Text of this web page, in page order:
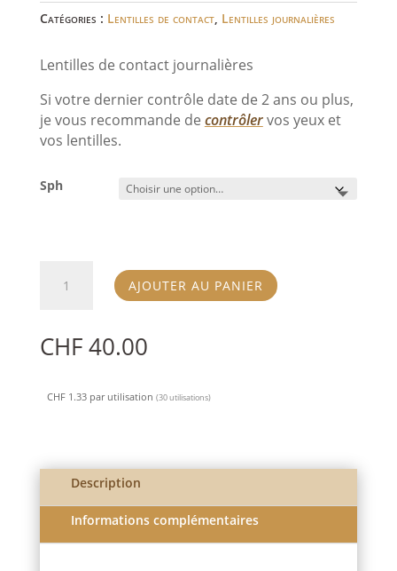
Catégories : Lentilles de contact, Lentilles journalières
Lentilles de contact journalières
Si votre dernier contrôle date de 2 ans ou plus,
je vous recommande de contrôlervos yeux et
vos lentilles.
Sph
day
AJOUTER AU PANIER
CHF40.00
CHF1.33par utilisation (30 utilisations)
Description
Informations complémentaires